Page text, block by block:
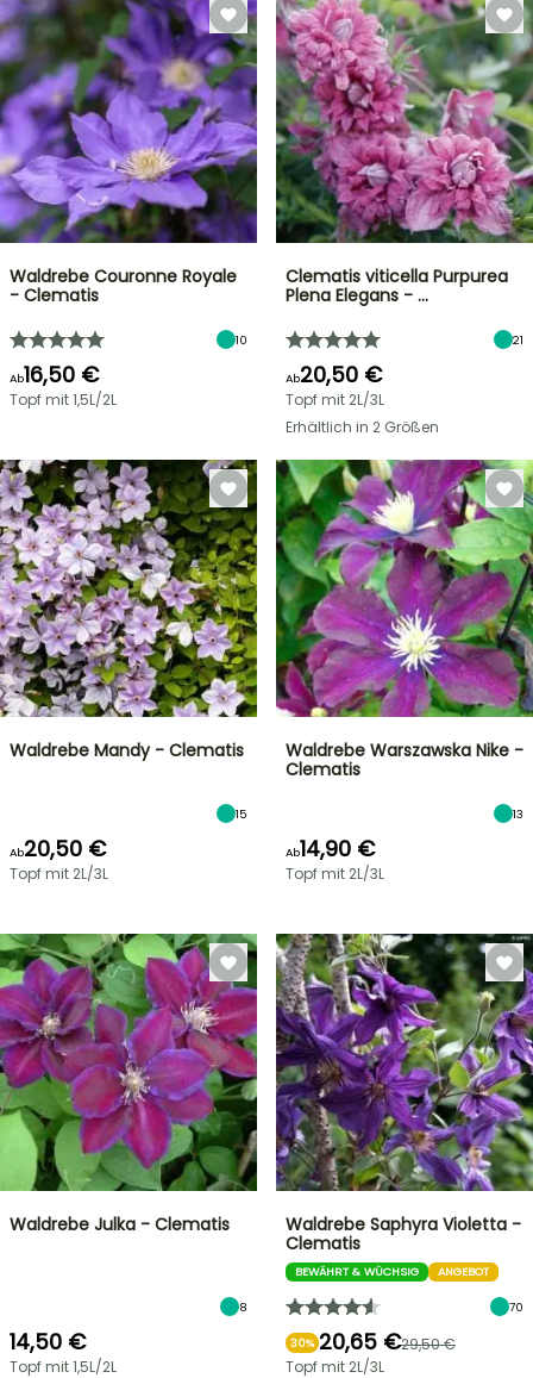
Waldrebe Couronne Royale
- Clematis
10
Ab16,50 €
Topf mit 1,5L/2L
Clematis viticella Purpurea
Plena Elegans - …
21
Ab20,50 €
Topf mit 2L/3L
Erhältlich in 2 Größen
Waldrebe Mandy - Clematis
15
Ab20,50 €
Topf mit 2L/3L
Waldrebe Warszawska Nike -
Clematis
13
Ab14,90 €
Topf mit 2L/3L
Waldrebe Julka - Clematis
8
14,50 €
Topf mit 1,5L/2L
Waldrebe Saphyra Violetta -
Clematis
BEWÄHRT & WÜCHSIG ANGEBOT
70
30% 20,65 €29,50 €
Topf mit 2L/3L